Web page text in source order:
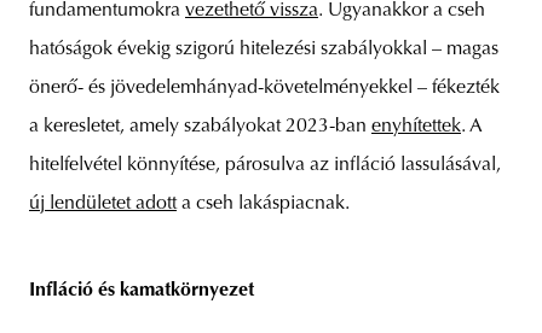
fundamentumokra vezethető vissza. Ugyanakkor a cseh
hatóságok évekig szigorú hitelezési szabályokkal – magas
önerő- és jövedelemhányad-követelményekkel – fékezték
a keresletet, amely szabályokat 2023-ban enyhítettek. A
hitelfelvétel könnyítése, párosulva az infláció lassulásával,
új lendületet adotta cseh lakáspiacnak.
Infláció és kamatkörnyezet